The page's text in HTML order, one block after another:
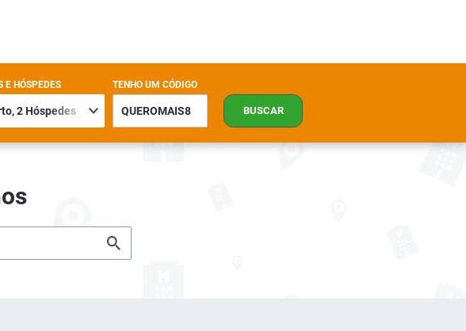
E HÓSPEDES TENHO UM CÓDIGO
BUSCAR